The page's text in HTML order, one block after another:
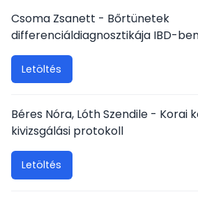
Csoma Zsanett - Bőrtünetek
differenciáldiagnosztikája IBD-
Letöltés
Béres Nóra, Lóth Szendile - Korai
kivizsgálási protokoll
Letöltés